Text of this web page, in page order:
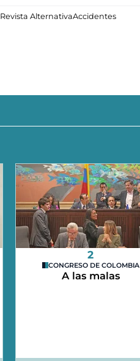
Revista AlternativaAccidentes
2
CONGRESO DE COLOMBIA
A las malas